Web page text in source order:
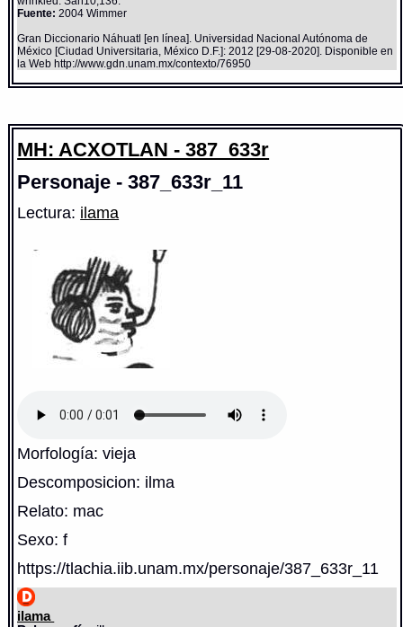
Fuente: 2004 Wimmer
Gran Diccionario Náhuatl [en línea]. Universidad Nacional Autónoma de
México [Ciudad Universitaria, México D.F.]: 2012 [29-08-2020]. Disponible en
la Web http://www.gdn.unam.mx/contexto/76950
MH: ACXOTLAN - 387_633r
Personaje - 387_633r_11
Lectura: ilama
Morfología: vieja
Descomposicion: ilma
Relato: mac
Sexo: f
https://tlachia.iib.unam.mx/personaje/387_633r_11
ilama